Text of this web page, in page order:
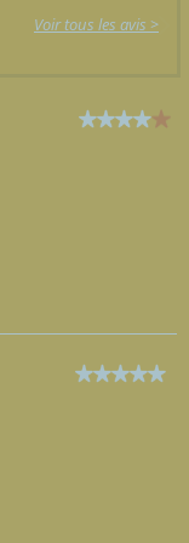
Voir tous les avis >